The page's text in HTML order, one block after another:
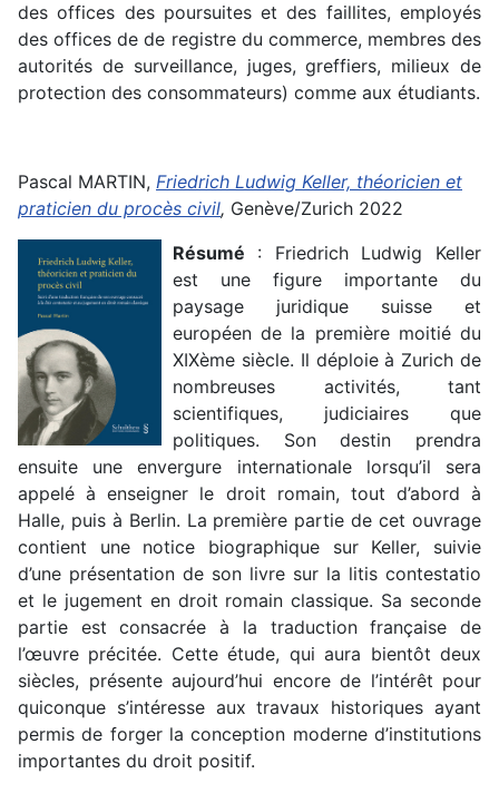
des offices des poursuites et des faillites, employés
des offices de de registre du commerce, membres des
autorités de surveillance, juges, greffiers, milieux de
protection des consommateurs) comme aux étudiants.
Pascal MARTIN, Friedrich Ludwig Keller, théoricien et
praticien du procès civil, Genève/Zurich 2022
Résumé : Friedrich Ludwig Keller
est une figure importante du
paysage juridique suisse et
européen de la première moitié du
XIXème siècle. Il déploie à Zurich de
nombreuses activités, tant
scientifiques, judiciaires que
politiques. Son destin prendra
ensuite une envergure internationale lorsqu’il sera
appelé à enseigner le droit romain, tout d’abord à
Halle, puis à Berlin. La première partie de cet ouvrage
contient une notice biographique sur Keller, suivie
d’une présentation de son livre sur la litis contestatio
et le jugement en droit romain classique. Sa seconde
partie est consacrée à la traduction française de
l’œuvre précitée. Cette étude, qui aura bientôt deux
siècles, présente aujourd’hui encore de l’intérêt pour
quiconque s’intéresse aux travaux historiques ayant
permis de forger la conception moderne d’institutions
importantes du droit positif.